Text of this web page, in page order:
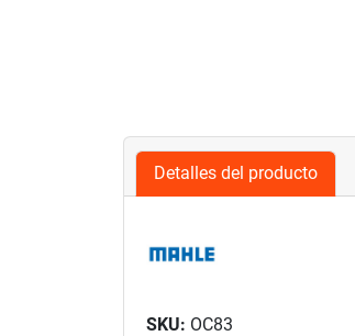
Detalles del producto
SKU: OC83